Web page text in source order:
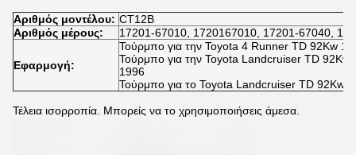
Αριθμός μοντέλου: CT12B
Αριθμός μέρους:
17201-67010, 1720167010, 17201-67040,
Εφαρμογή:
Τούρμπο για την Toyota 4 Runner TD 92Kw
Τούρμπο για την Toyota Landcruiser TD
1996
Τούρμπο για το Toyota Landcruiser TD 92Kw
Τέλεια ισορροπία. Μπορείς να το χρησιμοποιήσεις άμεσα.